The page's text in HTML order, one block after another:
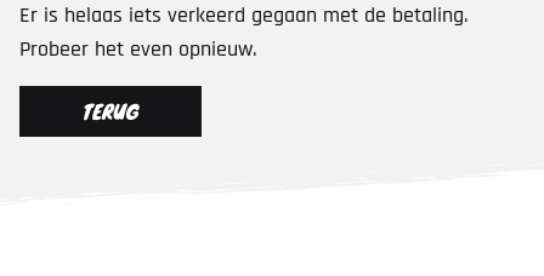
Er is helaas iets verkeerd gegaan met de betaling.
Probeer het even opnieuw.
TERUG